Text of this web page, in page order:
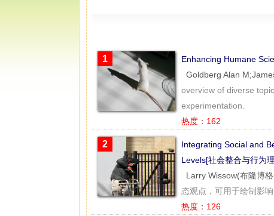
1
Enhancing Humane
Goldberg Alan
overview of diverse
experimentation.
热度：162
2
Integrating Social and
Levels[社会整合与行为
Larry Wissow(布隆博
态观点，可用于绘制影
热度：126